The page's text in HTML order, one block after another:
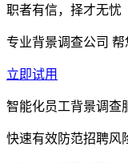
职者有信，择才无忧
专业背景调查公司
立即试用
智能化员工背景调查
快速有效防范招聘风